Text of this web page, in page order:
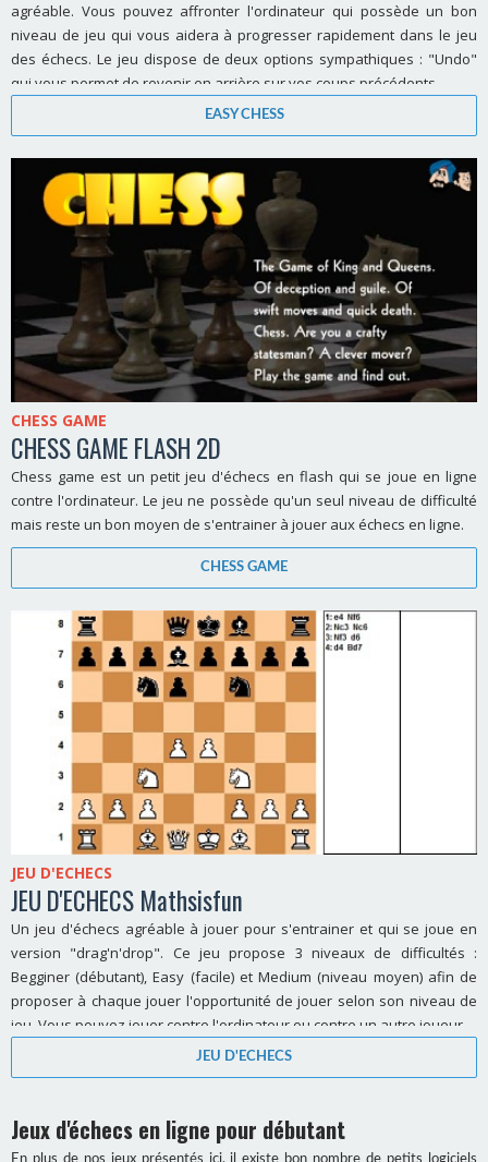
agréable. Vous pouvez affronter l'ordinateur qui possède un bon
niveau de jeu qui vous aidera à progresser rapidement dans le jeu
des échecs. Le jeu dispose de deux options sympathiques : "Undo"
qui vous permet de revenir en arrière sur vos coups précédents.
EASY CHESS
CHESS GAME
CHESS GAME FLASH 2D
Chess game est un petit jeu d'échecs en flash qui se joue en ligne
contre l'ordinateur. Le jeu ne possède qu'un seul niveau de difficulté
mais reste un bon moyen de s'entrainer à jouer aux échecs en ligne.
CHESS GAME
JEU D'ECHECS
JEU D'ECHECS Mathsisfun
Un jeu d'échecs agréable à jouer pour s'entrainer et qui se joue en
version "drag'n'drop". Ce jeu propose 3 niveaux de difficultés :
Begginer (débutant), Easy (facile) et Medium (niveau moyen) afin de
proposer à chaque jouer l'opportunité de jouer selon son niveau de
jeu. Vous pouvez jouer contre l'ordinateur ou contre un autre joueur.
JEU D'ECHECS
Jeux d'échecs en ligne pour débutant
En plus de nos jeux présentés ici, il existe bon nombre de petits logiciels